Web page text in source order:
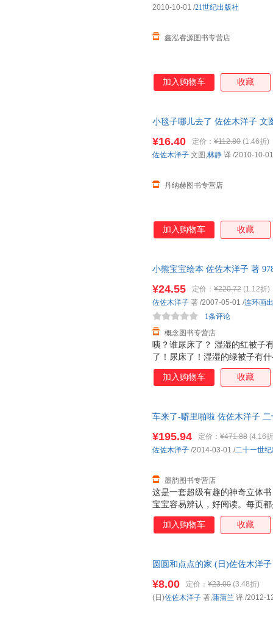
鑫泓睿源图书专营店
2010-10-01 /21世纪出版社
加入购物车 收藏
小毯子哪儿去了 佐佐木洋子 文
¥16.40 定价： ¥112.80 (1.46折)
丹纳赫图书专营店
佐佐木洋子 文图,林静 译 /2010-10-01
加入购物车 收藏
小熊宝宝绘本 佐佐木洋子 著
咦？谁尿床了？ 湿湿的红被子
了！尿床了！湿湿的绿被子有
玩的尿床故事，有趣的生活场
孩子们意识到如何避免尿床，
¥24.55 定价： ¥220.72 (1.12折)
概念图书专营店
1条评论
佐佐木洋子 著 /2007-05-01 /连环画
加入购物车 收藏
车来了-噼里啪啦 佐佐木洋子 二
这是一套超级有趣的神奇立体
宝宝容易辨认，好阅读。每页
张诱人，而且采用了一些局部
面，让人看到图画内部的东西
小插页，图案可以根据翻和不
次重复着生活场景，加强宝宝
能力 2. 建立宝宝良好的行为习
¥195.94 定价： ¥471.88 (4.16
墨韵图书专营店
佐佐木洋子 /2014-03-01 /二十一世
加入购物车 收藏
圆圆和点点的家 (日)佐佐木洋
¥8.00 定价： ¥23.00 (3.48折)
(日)佐佐木洋子 著,蒲蒲兰 译 /2012-